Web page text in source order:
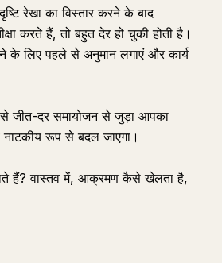
रेखा का विस्तार करने के बाद
करते हैं, तो बहुत देर हो चुकी होती है।
के लिए पहले से अनुमान लगाएं और कार्य
से जीत-दर समायोजन से जुड़ा आपका
नाटकीय रूप से बदल जाएगा।
हैं? वास्तव में, आक्रमण कैसे खेलता है,